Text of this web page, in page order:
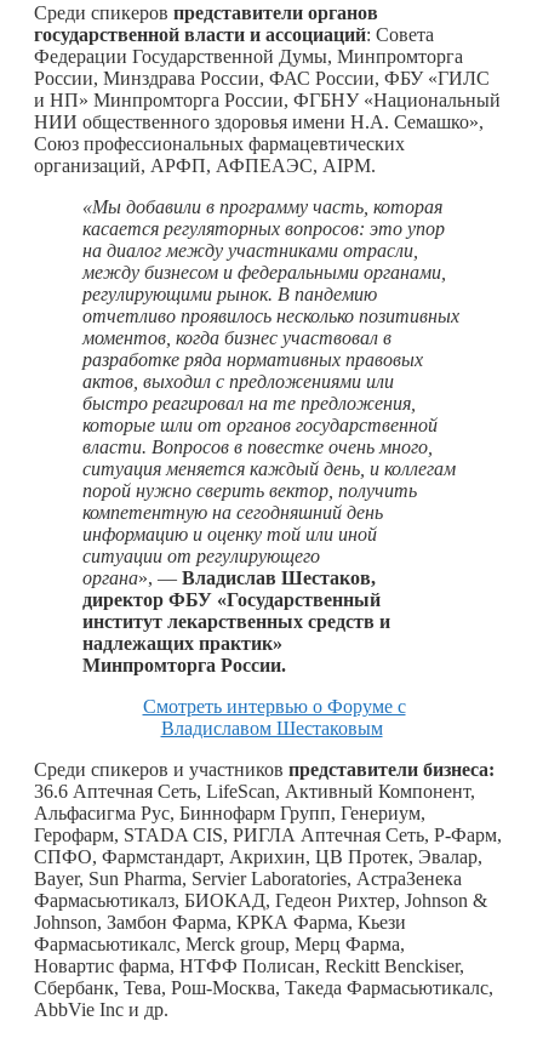
Среди спикеров представители органов
государственной власти и ассоциаций: Совета
Федерации Государственной Думы, Минпромторга
России, Минздрава России, ФАС России, ФБУ «ГИЛС
и НП» Минпромторга России, ФГБНУ «Национальный
НИИ общественного здоровья имени Н.А. Семашко»,
Союз профессиональных фармацевтических
организаций, АРФП, АФПЕАЭС, AIPM.
«Мы добавили в программу часть, которая
касается регуляторных вопросов: это упор
на диалог между участниками отрасли,
между бизнесом и федеральными органами,
регулирующими рынок. В пандемию
отчетливо проявилось несколько позитивных
моментов, когда бизнес участвовал в
разработке ряда нормативных правовых
актов, выходил с предложениями или
быстро реагировал на те предложения,
которые шли от органов государственной
власти. Вопросов в повестке очень много,
ситуация меняется каждый день, и коллегам
порой нужно сверить вектор, получить
компетентную на сегодняшний день
информацию и оценку той или иной
ситуации от регулирующего
органа», — Владислав Шестаков,
директор ФБУ «Государственный
институт лекарственных средств и
надлежащих практик»
Минпромторга России.
Смотреть интервью о Форуме с
Владиславом Шестаковым
Среди спикеров и участников представители бизнеса:
36.6 Аптечная Сеть, LifeScan, Активный Компонент,
Альфасигма Рус, Биннофарм Групп, Генериум,
Герофарм, STADA CIS, РИГЛА Аптечная Сеть, Р-Фарм,
СПФО, Фармстандарт, Акрихин, ЦВ Протек, Эвалар,
Bayer, Sun Pharma, Servier Laboratories, АстраЗенека
Фармасьютикалз, БИОКАД, Гедеон Рихтер, Johnson &
Johnson, Замбон Фарма, КРКА Фарма, Кьези
Фармасьютикалс, Merck group, Мерц Фарма,
Новартис фарма, НТФФ Полисан, Reckitt Benckiser,
Сбербанк, Тева, Рош-Москва, Такеда Фармасьютикалс,
AbbVie Inc и др.